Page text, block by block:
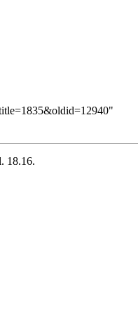
"
18.16.